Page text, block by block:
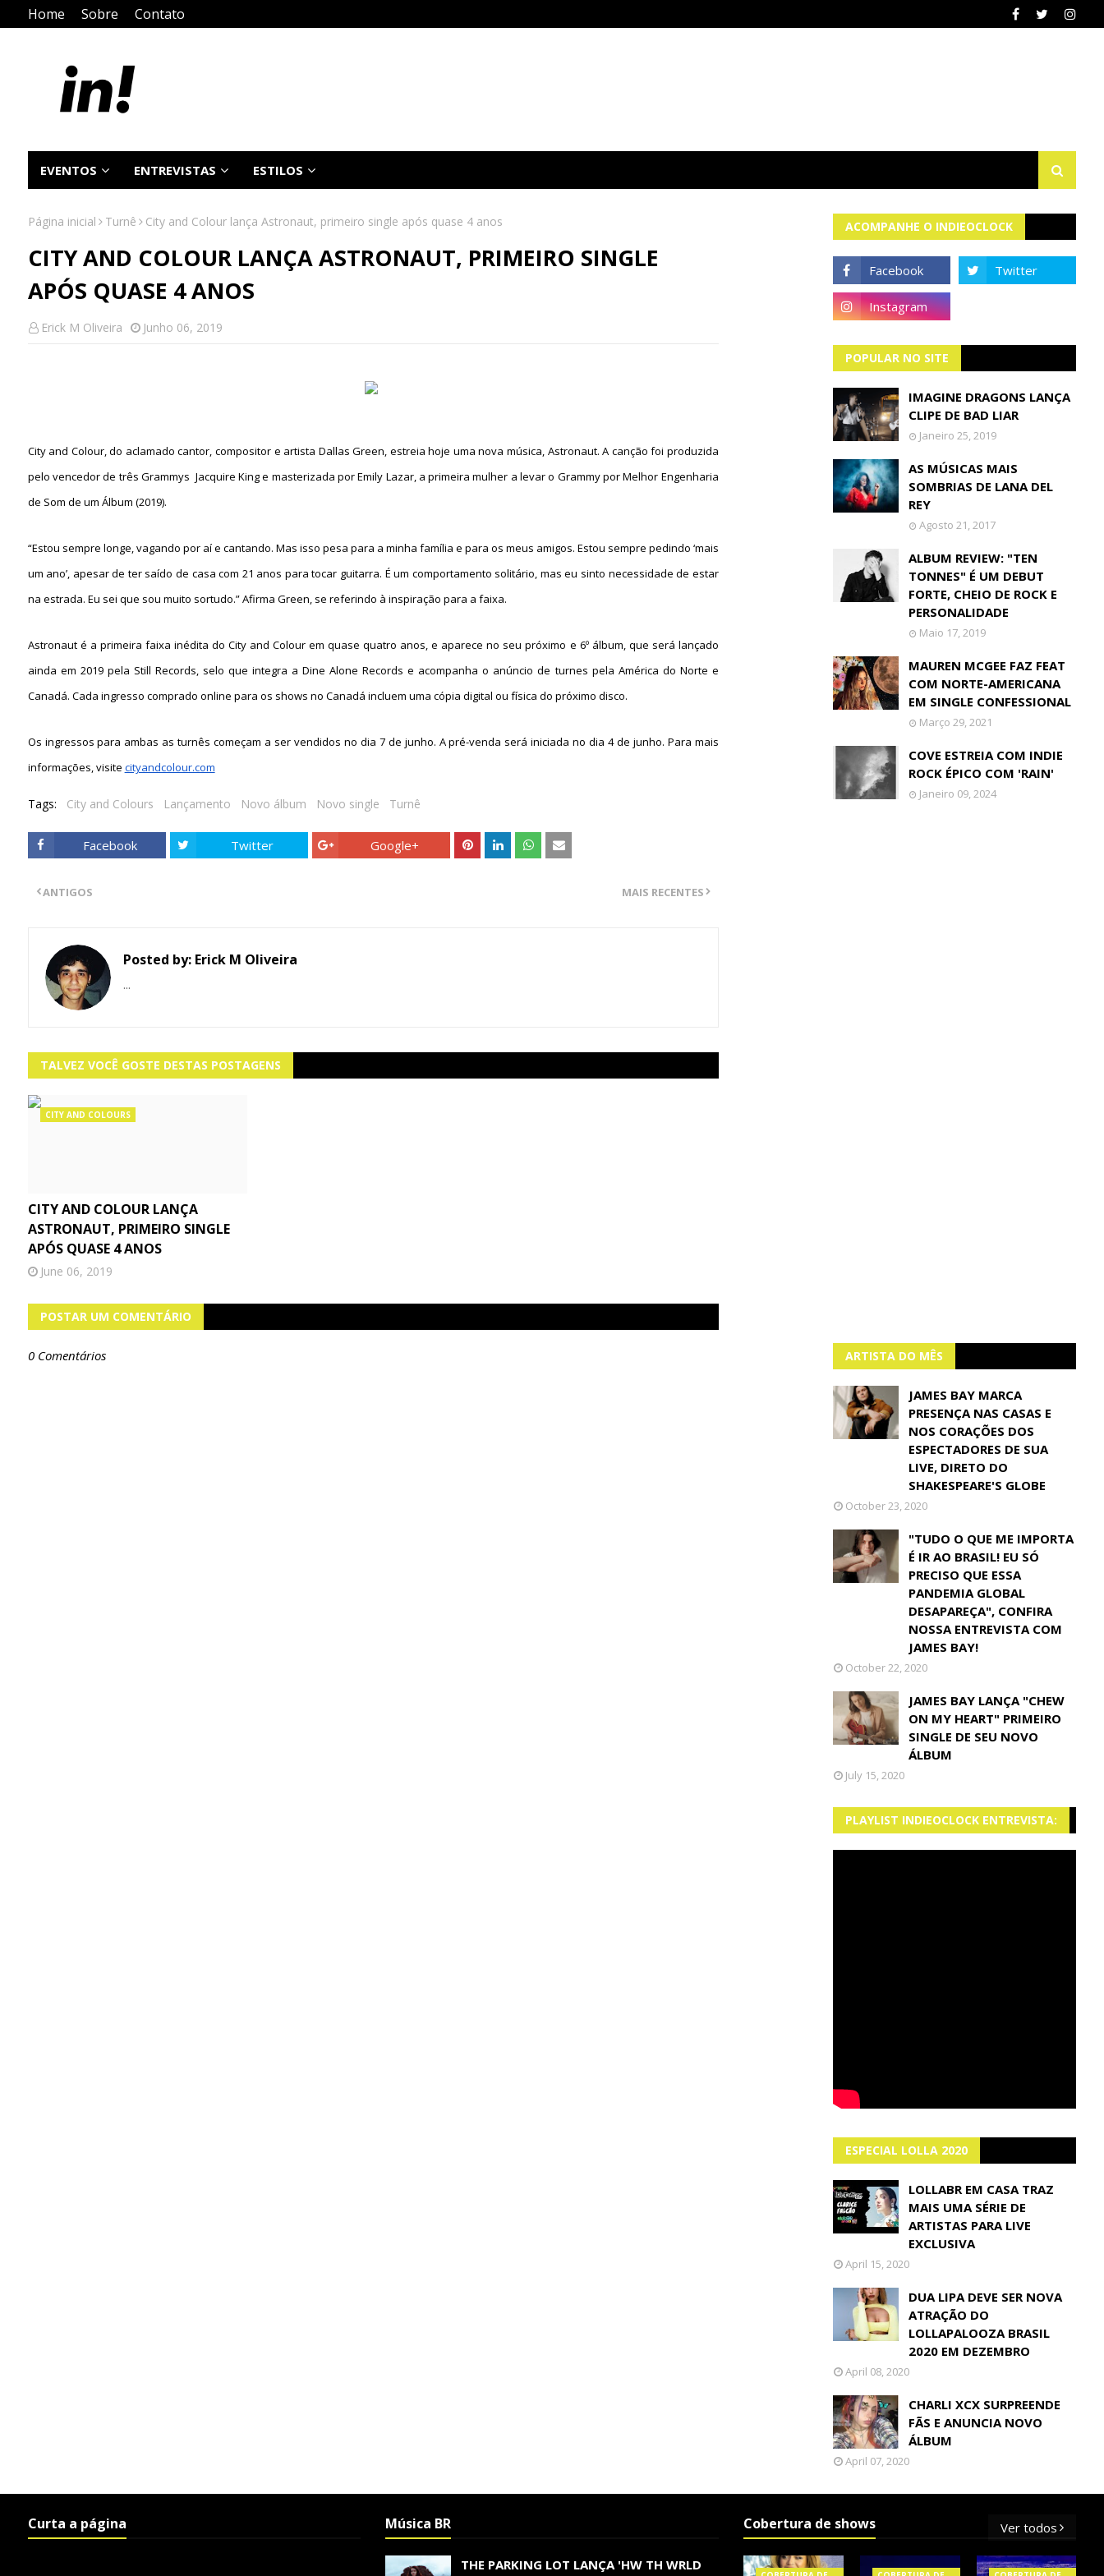
Home Sobre Contato
EVENTOS ENTREVISTAS ESTILOS
Página inicial Turnê City and Colour lança Astronaut, primeiro single após quase 4 anos
CITY AND COLOUR LANÇA ASTRONAUT, PRIMEIRO SINGLE
APÓS QUASE 4 ANOS
Erick M Oliveira Junho 06, 2019
City and Colour, do aclamado cantor, compositor e artista Dallas Green, estreia hoje uma nova música, Astronaut. A canção foi produzida
pelo vencedor de três Grammys  Jacquire King e masterizada por Emily Lazar, a primeira mulher a levar o Grammy por Melhor Engenharia
de Som de um Álbum (2019).
“Estou sempre longe, vagando por aí e cantando. Mas isso pesa para a minha família e para os meus amigos. Estou sempre pedindo ‘mais
um ano’, apesar de ter saído de casa com 21 anos para tocar guitarra. É um comportamento solitário, mas eu sinto necessidade de estar
na estrada. Eu sei que sou muito sortudo.” Afirma Green, se referindo à inspiração para a faixa.
Astronaut é a primeira faixa inédita do City and Colour em quase quatro anos, e aparece no seu próximo e 6º álbum, que será lançado
ainda em 2019 pela Still Records, selo que integra a Dine Alone Records e acompanha o anúncio de turnes pela América do Norte e
Canadá. Cada ingresso comprado online para os shows no Canadá incluem uma cópia digital ou física do próximo disco.
Os ingressos para ambas as turnês começam a ser vendidos no dia 7 de junho. A pré-venda será iniciada no dia 4 de junho. Para mais
informações, visite cityandcolour.com
Tags: City and Colours Lançamento Novo álbum Novo single Turnê
Facebook Twitter Google+
MAIS RECENTES
ANTIGOS
Posted by:Erick M Oliveira
...
TALVEZ VOCÊ GOSTE DESTAS POSTAGENS
CITY AND COLOURS
CITY AND COLOUR LANÇA
ASTRONAUT, PRIMEIRO SINGLE
APÓS QUASE 4 ANOS
June 06, 2019
POSTAR UM COMENTÁRIO
0 Comentários
ACOMPANHE O INDIEOCLOCK
POPULAR NO SITE
IMAGINE DRAGONS LANÇA
CLIPE DE BAD LIAR
Janeiro 25, 2019
AS MÚSICAS MAIS
SOMBRIAS DE LANA DEL
REY
Agosto 21, 2017
ALBUM REVIEW: "TEN
TONNES" É UM DEBUT
FORTE, CHEIO DE ROCK E
PERSONALIDADE
Maio 17, 2019
MAUREN MCGEE FAZ FEAT
COM NORTE-AMERICANA
EM SINGLE CONFESSIONAL
Março 29, 2021
COVE ESTREIA COM INDIE
ROCK ÉPICO COM 'RAIN'
Janeiro 09, 2024
ARTISTA DO MÊS
JAMES BAY MARCA
PRESENÇA NAS CASAS E
NOS CORAÇÕES DOS
ESPECTADORES DE SUA
LIVE, DIRETO DO
SHAKESPEARE'S GLOBE
October 23, 2020
"TUDO O QUE ME IMPORTA
É IR AO BRASIL! EU SÓ
PRECISO QUE ESSA
PANDEMIA GLOBAL
DESAPAREÇA", CONFIRA
NOSSA ENTREVISTA COM
JAMES BAY!
October 22, 2020
JAMES BAY LANÇA "CHEW
ON MY HEART" PRIMEIRO
SINGLE DE SEU NOVO
ÁLBUM
July 15, 2020
PLAYLIST INDIEOCLOCK ENTREVISTA:
ESPECIAL LOLLA 2020
LOLLABR EM CASA TRAZ
MAIS UMA SÉRIE DE
ARTISTAS PARA LIVE
EXCLUSIVA
April 15, 2020
DUA LIPA DEVE SER NOVA
ATRAÇÃO DO
LOLLAPALOOZA BRASIL
2020 EM DEZEMBRO
April 08, 2020
CHARLI XCX SURPREENDE
FÃS E ANUNCIA NOVO
ÁLBUM
April 07, 2020
Curta a página Música BR
THE PARKING LOT LANÇA 'HW TH WRLD
Cobertura de shows Ver todos